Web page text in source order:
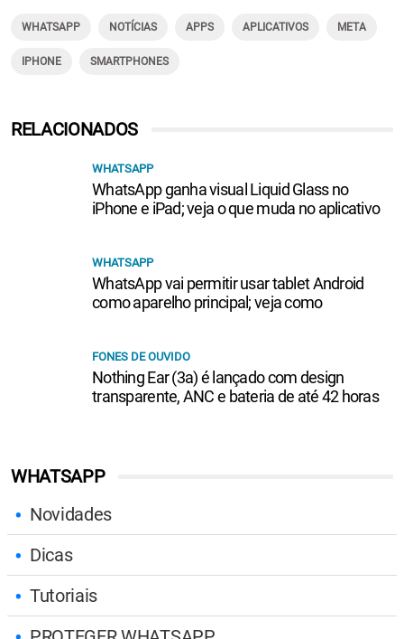
WHATSAPP NOTÍCIAS APPS APLICATIVOS META
IPHONE SMARTPHONES
WHATSAPP
Novidades
Dicas
Tutoriais
RELACIONADOS
WHATSAPP
WhatsApp ganha visual Liquid Glass no
iPhone e iPad; veja o que muda no aplicativo
WHATSAPP
WhatsApp vai permitir usar tablet Android
como aparelho principal; veja como
FONES DE OUVIDO
Nothing Ear (3a) é lançado com design
transparente, ANC e bateria de até 42 horas